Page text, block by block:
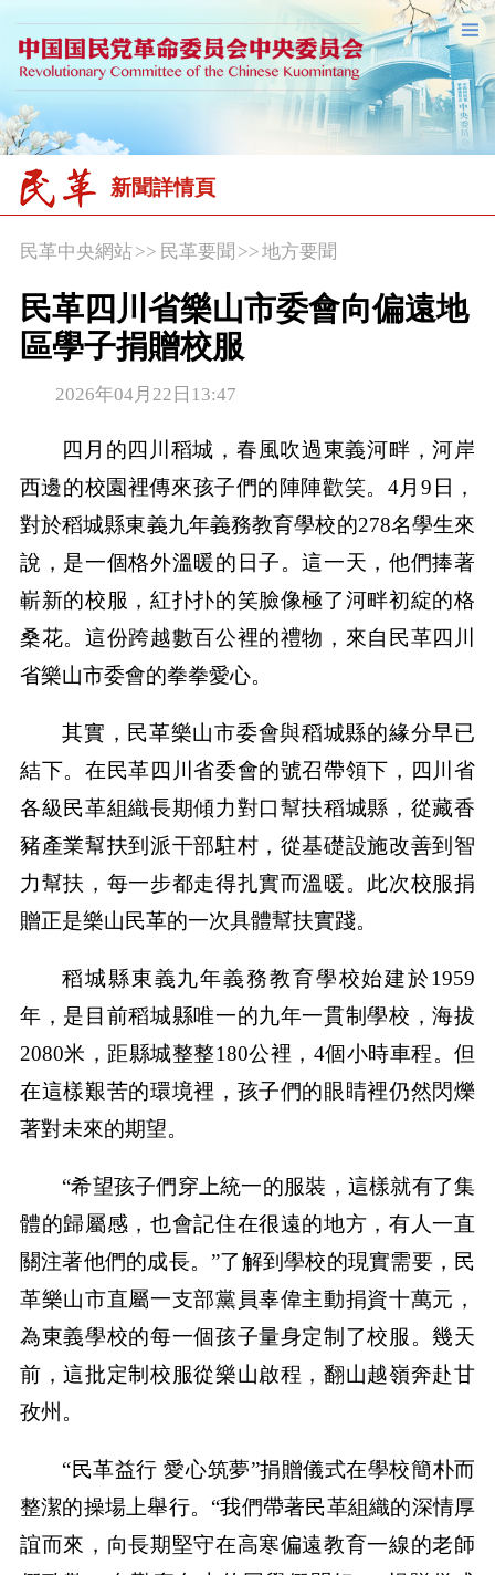
新聞詳情頁
民革中央網站>> 民革要聞 >>地方要聞
民革四川省樂山市委會向偏遠地
區學子捐贈校服
2026年04月22日13:47
四月的四川稻城，春風吹過東義河畔，河岸
西邊的校園裡傳來孩子們的陣陣歡笑。4月9日，
對於稻城縣東義九年義務教育學校的278名學生來
說，是一個格外溫暖的日子。這一天，他們捧著
嶄新的校服，紅扑扑的笑臉像極了河畔初綻的格
桑花。這份跨越數百公裡的禮物，來自民革四川
省樂山市委會的拳拳愛心。
其實，民革樂山市委會與稻城縣的緣分早已
結下。在民革四川省委會的號召帶領下，四川省
各級民革組織長期傾力對口幫扶稻城縣，從藏香
豬產業幫扶到派干部駐村，從基礎設施改善到智
力幫扶，每一步都走得扎實而溫暖。此次校服捐
贈正是樂山民革的一次具體幫扶實踐。
稻城縣東義九年義務教育學校始建於1959
年，是目前稻城縣唯一的九年一貫制學校，海拔
2080米，距縣城整整180公裡，4個小時車程。但
在這樣艱苦的環境裡，孩子們的眼睛裡仍然閃爍
著對未來的期望。
“希望孩子們穿上統一的服裝，這樣就有了集
體的歸屬感，也會記住在很遠的地方，有人一直
關注著他們的成長。”了解到學校的現實需要，民
革樂山市直屬一支部黨員辜偉主動捐資十萬元，
為東義學校的每一個孩子量身定制了校服。幾天
前，這批定制校服從樂山啟程，翻山越嶺奔赴甘
孜州。
“民革益行 愛心筑夢”捐贈儀式在學校簡朴而
整潔的操場上舉行。“我們帶著民革組織的深情厚
誼而來，向長期堅守在高寒偏遠教育一線的老師